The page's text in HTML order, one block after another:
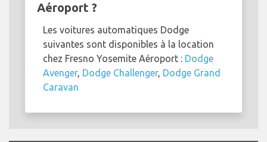
Aéroport ?
Les voitures automatiques Dodge
suivantes sont disponibles à la location
chez Fresno Yosemite Aéroport : Dodge
Avenger, Dodge Challenger, Dodge Grand
Caravan